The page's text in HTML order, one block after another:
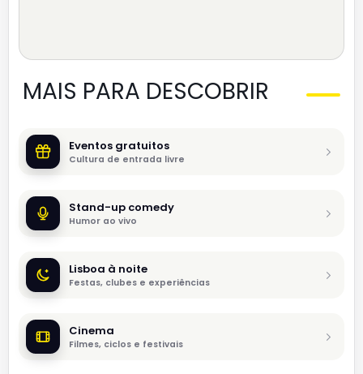
MAIS PARA DESCOBRIR
Eventos gratuitos
Cultura de entrada livre
Stand-up comedy
Humor ao vivo
Lisboa à noite
Festas, clubes e experiências
Cinema
Filmes, ciclos e festivais